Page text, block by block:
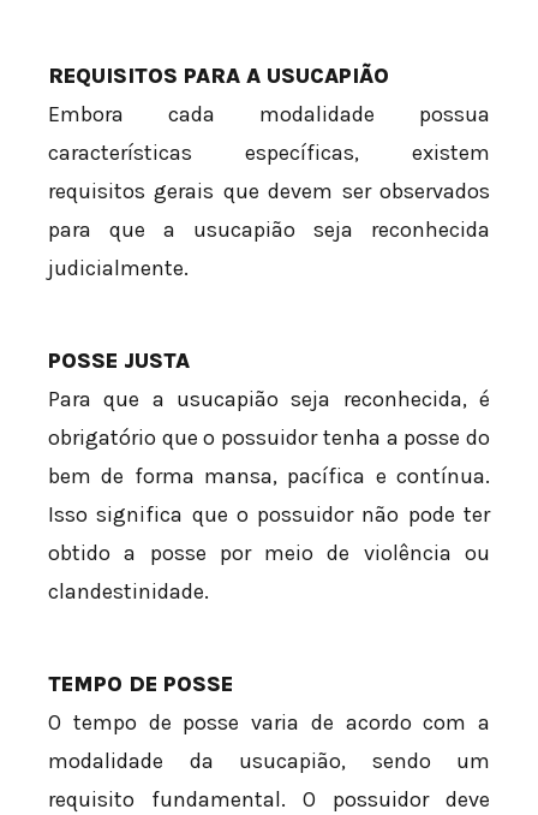
REQUISITOS PARA A USUCAPIÃO
Embora cada modalidade possua
características específicas, existem
requisitos gerais que devem ser observados
para que a usucapião seja reconhecida
judicialmente.
POSSE JUSTA
Para que a usucapião seja reconhecida, é
obrigatório que o possuidor tenha a posse do
bem de forma mansa, pacífica e contínua.
Isso significa que o possuidor não pode ter
obtido a posse por meio de violência ou
clandestinidade.
TEMPO DE POSSE
O tempo de posse varia de acordo com a
modalidade da usucapião, sendo um
requisito fundamental. O possuidor deve